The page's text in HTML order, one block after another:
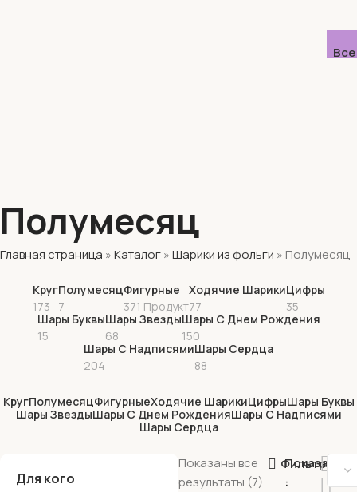
Полумесяц
Главная страница »Каталог»Шарики из фольги » Полумесяц
Круг
173
Полумесяц
7
Фигурные
371 Продукт
Ходячие Шарики
77
Цифры
35
Шары Буквы
15
Шары Звезды
68
Шары С Днем Рождения
150
Шары С Надписями
204
Шары Сердца
88
КругПолумесяцФигурныеХодячие ШарикиЦифрыШары Буквы
Шары ЗвездыШары С Днем РожденияШары С Надписями
Шары Сердца
Для кого
Показаны все
результаты (7)
Фильтрация
Показать